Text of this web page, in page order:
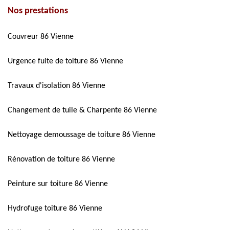
Nos prestations
Couvreur 86 Vienne
Urgence fuite de toiture 86 Vienne
Travaux d'isolation 86 Vienne
Changement de tuile & Charpente 86 Vienne
Nettoyage demoussage de toiture 86 Vienne
Rénovation de toiture 86 Vienne
Peinture sur toiture 86 Vienne
Hydrofuge toiture 86 Vienne